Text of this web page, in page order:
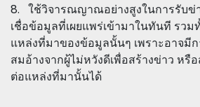
8. ใช้วิจารณญาณอย่างสูงในการรับข่
เชื่อข้อมูลที่เผยแพร่เข้ามาในทันที รวม
แหล่งที่มาของข้อมูลนั้นๆ เพราะอาจมี
สมอ้างจากผู้ไม่หวังดีเพื่อสร้างข่าว หรื
ต่อแหล่งที่มานั้นได้